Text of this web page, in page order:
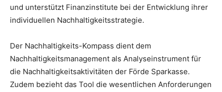
und unterstützt Finanzinstitute bei der Entwicklung ihrer
individuellen Nachhaltigkeitsstrategie.
Der Nachhaltigkeits-Kompass dient dem
Nachhaltigkeitsmanagement als Analyseinstrument für
die Nachhaltigkeitsaktivitäten der Förde Sparkasse.
Zudem bezieht das Tool die wesentlichen Anforderungen